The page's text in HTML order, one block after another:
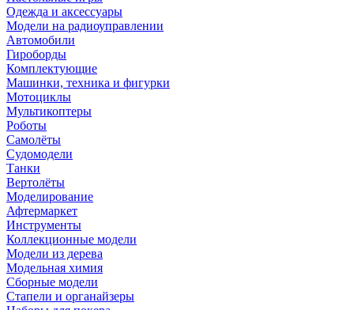
Одежда и аксессуары
Модели на радиоуправлении
Автомобили
Гироборды
Комплектующие
Машинки, техника и фигурки
Мотоциклы
Мультикоптеры
Роботы
Самолёты
Судомодели
Танки
Вертолёты
Моделирование
Афтермаркет
Инструменты
Коллекционные модели
Модели из дерева
Модельная химия
Сборные модели
Стапели и органайзеры